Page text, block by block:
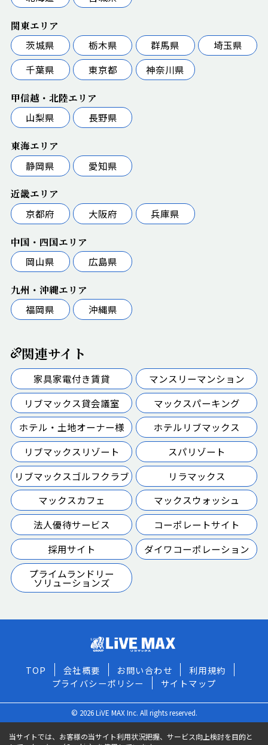
関東エリア
茨城県
栃木県 群馬県
埼玉県
千葉県
東京都 神奈川県
甲信越・北陸エリア
山梨県
長野県
東海エリア
静岡県
愛知県
近畿エリア
京都府
大阪府 兵庫県
中国・四国エリア
岡山県
広島県
九州・沖縄エリア
福岡県
沖縄県
関連サイト
家具家電付き賃貸
マンスリーマンション
リブマックス貸会議室
マックスパーキング
ホテル・土地オーナー様
ホテルリブマックス
リブマックスリゾート
スパリゾート
リブマックスゴルフクラブ
リラマックス
マックスカフェ
マックスウォッシュ
法人優待サービス
コーポレートサイト
採用サイト
ダイワコーポレーション
プライムランドリー
ソリューションズ
TOP 会社概要 お問い合わせ
利用規約
プライバシーポリシー
サイトマップ
© 2026 LiVE MAX Inc. All rights reserved.
当サイトでは、お客様の当サイト利用状況把握、サービス向上検討を目的と